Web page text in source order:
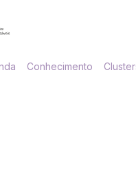
Conhecimento